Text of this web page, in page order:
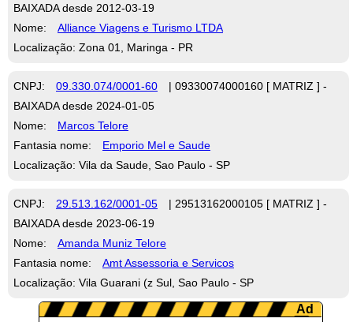
BAIXADA desde 2012-03-19
Nome:
Alliance Viagens e Turismo LTDA
Localização: Zona 01, Maringa - PR
CNPJ: 09.330.074/0001-60
| 09330074000160 [ MATRIZ ] -
BAIXADA desde 2024-01-05
Nome:
Marcos Telore
Fantasia nome:
Emporio Mel e Saude
Localização: Vila da Saude, Sao Paulo - SP
CNPJ: 29.513.162/0001-05
| 29513162000105 [ MATRIZ ] -
BAIXADA desde 2023-06-19
Nome:
Amanda Muniz Telore
Fantasia nome:
Amt Assessoria e Servicos
Localização: Vila Guarani (z Sul, Sao Paulo - SP